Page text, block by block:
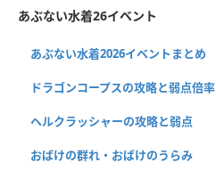
あぶない水着26イベント
あぶない水着2026イベントまとめ
ドラゴンコープスの攻略と弱点倍率
ヘルクラッシャーの攻略と弱点
おばけの群れ・おばけのうらみ